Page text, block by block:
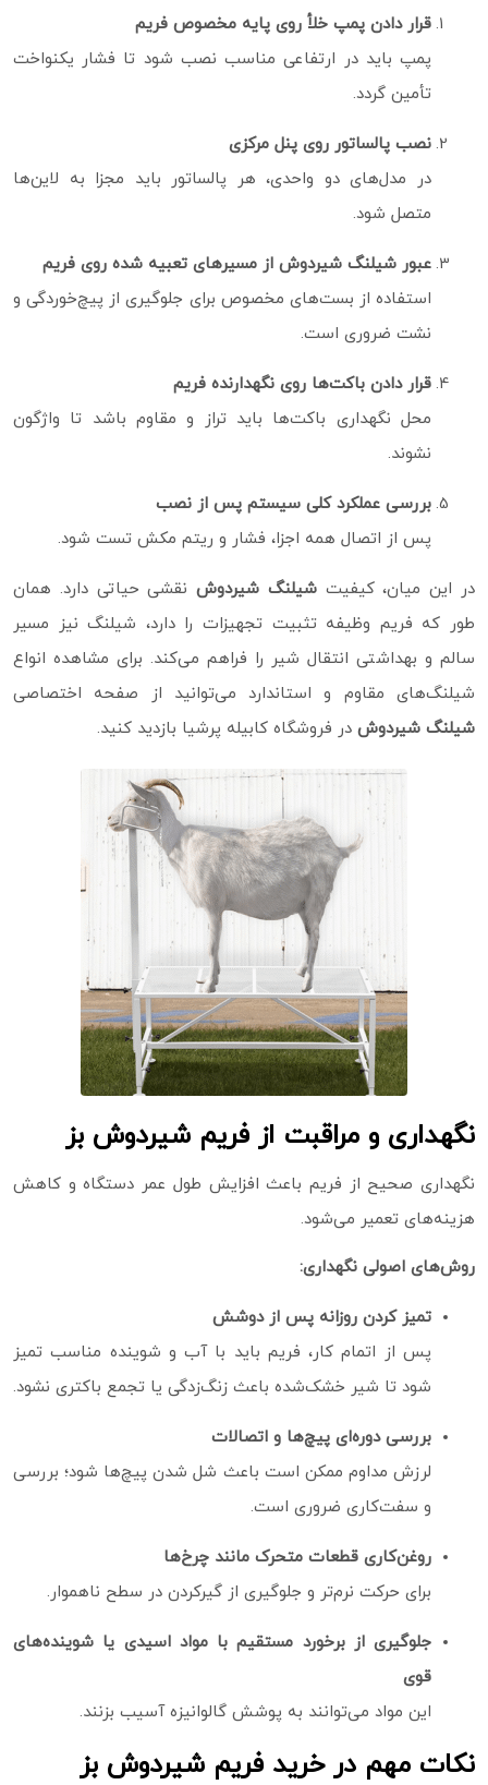
قرار دادن پمپ خلأ روی پایه مخصوص فریم
پمپ باید در ارتفاعی مناسب نصب شود تا فشار یکنواخت
تأمین گردد.
نصب پالساتور روی پنل مرکزی
در مدل‌های دو واحدی، هر پالساتور باید مجزا به لاین‌ها
متصل شود.
عبور شیلنگ شیردوش از مسیرهای تعبیه‌ شده روی فریم
استفاده از بست‌های مخصوص برای جلوگیری از پیچ‌خوردگی و
نشت ضروری است.
قرار دادن باکت‌ها روی نگهدارنده فریم
محل نگهداری باکت‌ها باید تراز و مقاوم باشد تا واژگون
نشوند.
بررسی عملکرد کلی سیستم پس از نصب
پس از اتصال همه اجزا، فشار و ریتم مکش تست شود.
در این میان، کیفیتشیلنگ شیردوشنقشی حیاتی دارد. همان‌
طور که فریم وظیفه تثبیت تجهیزات را دارد، شیلنگ نیز مسیر
سالم و بهداشتی انتقال شیر را فراهم می‌کند. برای مشاهده انواع
شیلنگ‌های مقاوم و استاندارد می‌توانید از صفحه اختصاصی
شیلنگ شیردوش در فروشگاه کابیله پرشیا بازدید کنید.
نگهداری و مراقبت از فریم شیردوش بز
نگهداری صحیح از فریم باعث افزایش طول عمر دستگاه و کاهش
هزینه‌های تعمیر می‌شود.
روش‌های اصولی نگهداری:
تمیز کردن روزانه پس از دوشش
پس از اتمام کار، فریم باید با آب و شوینده مناسب تمیز
شود تا شیر خشک‌شده باعث زنگ‌زدگی یا تجمع باکتری نشود.
بررسی دوره‌ای پیچ‌ها و اتصالات
لرزش مداوم ممکن است باعث شل شدن پیچ‌ها شود؛ بررسی
و سفت‌کاری ضروری است.
روغن‌کاری قطعات متحرک مانند چرخ‌ها
برای حرکت نرم‌تر و جلوگیری از گیرکردن در سطح ناهموار.
جلوگیری از برخورد مستقیم با مواد اسیدی یا شوینده‌های
قوی
این مواد می‌توانند به پوشش گالوانیزه آسیب بزنند.
نکات مهم در خرید فریم شیردوش بز